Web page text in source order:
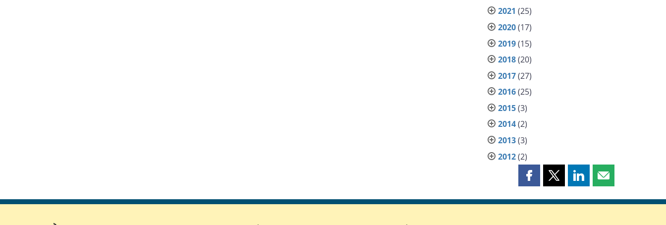
2021 (25)
2020(17)
2019(15)
2018(20)
2017(27)
2016(25)
2015(3)
2014(2)
2013(3)
2012(2)
Partager
page
Partager
page
Partager
page
Partager
page